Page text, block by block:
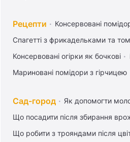
Рецепти Консервовані
Спагетті з фрикадельками та
Консервовані огірки як бочкові
Мариновані помідори з гірчицею
Сад-город Як допомогти
Що посадити після збирання
Що робити з трояндами після